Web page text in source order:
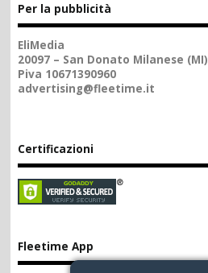
Per la pubblicità
EliMedia
20097 – San Donato Milanese (MI)
Piva 10671390960
advertising@fleetime.it
Certificazioni
Fleetime App